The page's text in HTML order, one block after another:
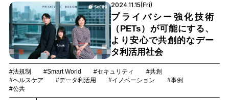
2024.11.15(Fri)
プライバシー強化技術
（PETs）が可能にする、
より安心で共創的なデー
タ利活用社会
#法規制 #Smart World #セキュリティ
#共創
#ヘルスケア
#データ利活用 #イノベーション
#事例
#公共